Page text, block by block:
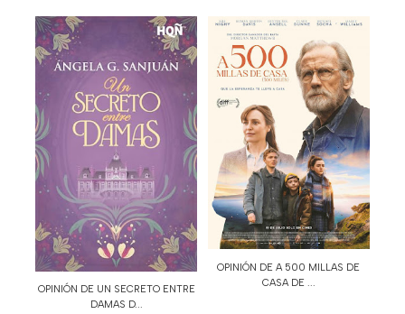
OPINIÓN DE UN SECRETO ENTRE
DAMAS D...
OPINIÓN DE A 500 MILLAS DE
CASA DE ...